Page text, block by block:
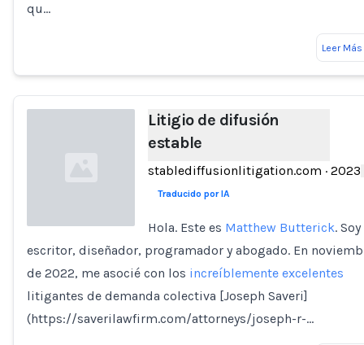
qu…
Leer Más
Loading...
Litigio de difusión
estable
stablediffusionlitigation.com · 2023
Traducido por IA
Hola. Este es Matthew Butterick. Soy
escritor, diseñador, programador y abogado. En
de 2022, me asocié con los increíblemente excelentes
litigantes de demanda colectiva [Joseph Saveri]
(https://saverilawfirm.com/attorneys/joseph-r-…